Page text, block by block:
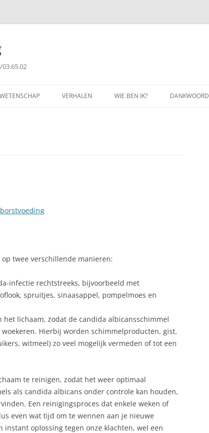
WETENSCHAP VERHALEN WIE BEN IK? DANKWOORD
twee verschillende manieren:
infectie rechtstreeks, bijvoorbeeld met
spruitjes, sinaasappel, pompelmoes en
lichaam, zodat de candida albicansschimmel
Hierbij worden schimmelproducten, gist,
witmeel) zo veel mogelijk vermeden of tot een
te reinigen, zodat het weer optimaal
als candida albicans onder controle kan houden,
Een reinigingsproces dat enkele weken of
even wat tijd om te wennen aan je nieuwe
instant oplossing tegen onze klachten, wel een